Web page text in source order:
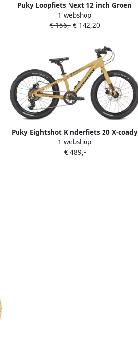
Puky Loopfiets Next 12 inch Groen
Voor kinderen vanaf twee jaar V-brake
Award winner of the year 2025
1 webshop
€ 156,-€ 142,20
Puky Eightshot Kinderfiets 20 X-coady
in Zandkleur
1 webshop
€ 489,-